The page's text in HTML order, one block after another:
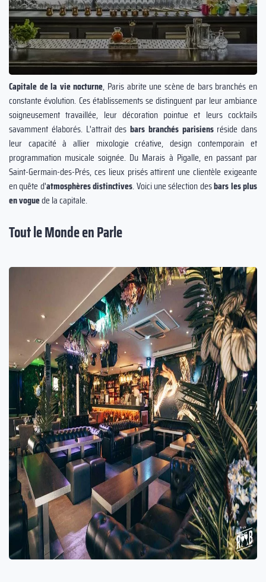
Capitale de la vie nocturne, Paris abrite une scène de bars branchés en
constante évolution. Ces établissements se distinguent par leur ambiance
soigneusement travaillée, leur décoration pointue et leurs cocktails
savamment élaborés. L'attrait des bars branchés parisiensréside dans
leur capacité à allier mixologie créative, design contemporain et
programmation musicale soignée. Du Marais à Pigalle, en passant par
Saint-Germain-des-Prés, ces lieux prisés attirent une clientèle exigeante
en quête d'atmosphères distinctives. Voici une sélection desbars les plus
en voguede la capitale.
Tout le Monde en Parle